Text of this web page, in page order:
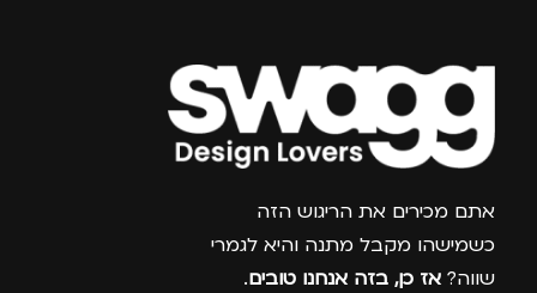
צרפו אותי למועדון
אתם מכירים את הריגוש הזה
כשמישהו מקבל מתנה והיא לגמרי
שווה? אז כן, בזה אנחנו טובים.